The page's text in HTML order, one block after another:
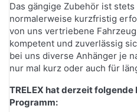
Das gängige Zubehör ist
normalerweise kurzfristig
von uns vertriebene
kompetent und zuverlässig
bei uns diverse Anhänger je
nur mal kurz oder auch für
TRELEX hat derzeit
Programm: